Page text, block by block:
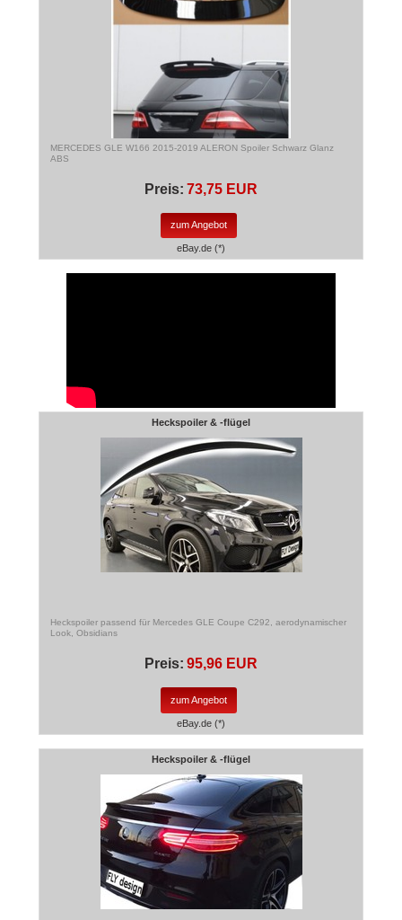
MERCEDES GLE W166 2015-2019 ALERON Spoiler Schwarz Glanz
ABS
Preis: 73,75 EUR
zum Angebot
eBay.de (*)
Heckspoiler & -flügel
Heckspoiler passend für Mercedes GLE Coupe C292, aerodynamischer
Look, Obsidians
Preis: 95,96 EUR
zum Angebot
eBay.de (*)
Heckspoiler & -flügel